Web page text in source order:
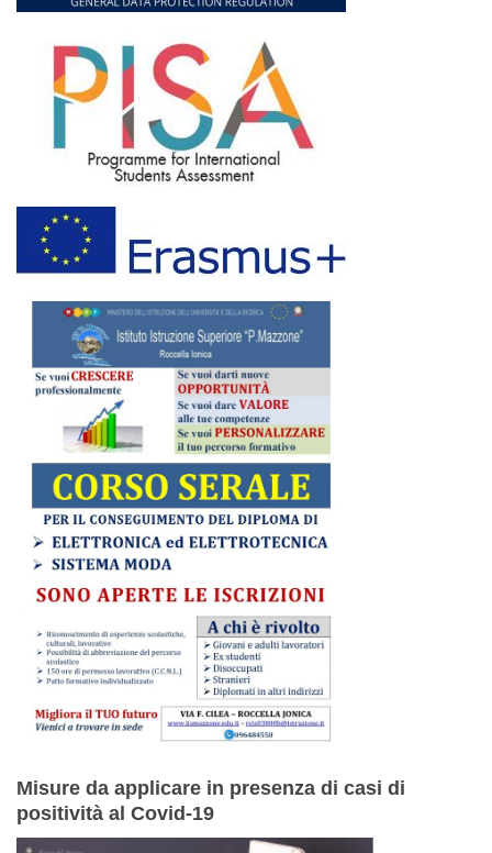
Misure da applicare in presenza di casi di
positività al Covid-19